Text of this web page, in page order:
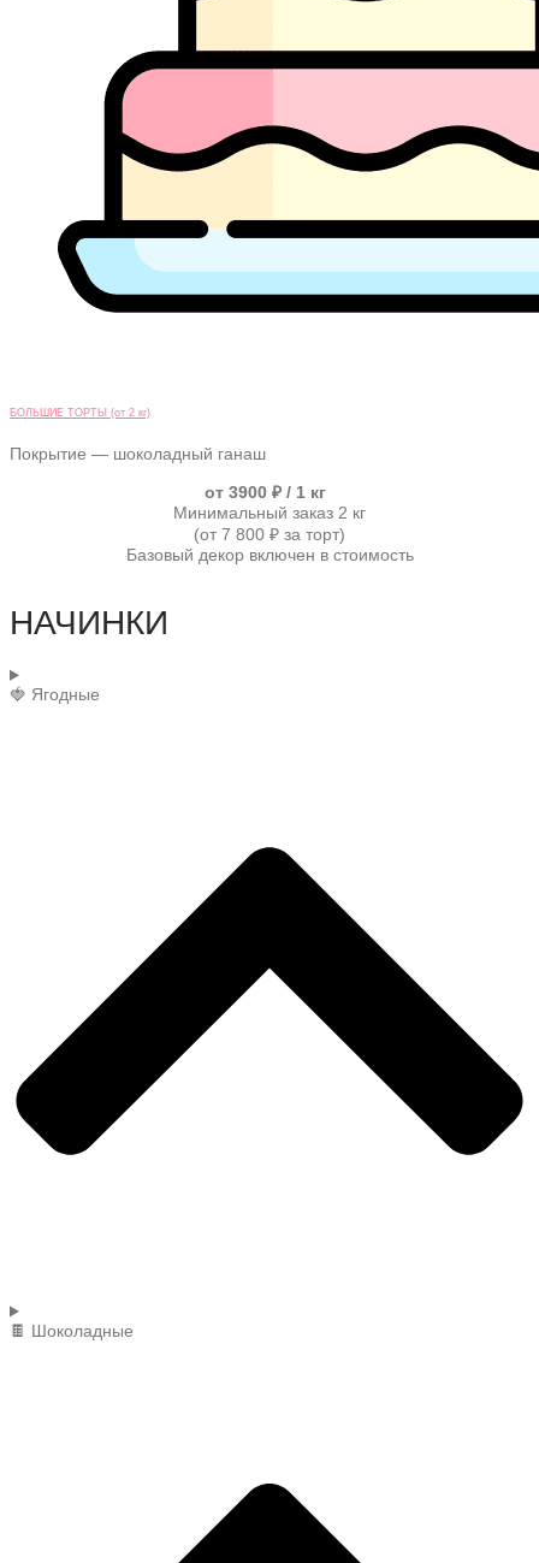
БОЛЬШИЕ ТОРТЫ (от 2 кг)
Покрытие — шоколадный ганаш
от 3900 ₽ / 1 кг
Минимальный заказ 2 кг
(от 7 800 ₽ за торт)
Базовый декор включен в стоимость
НАЧИНКИ
🍓 Ягодные
🍫 Шоколадные